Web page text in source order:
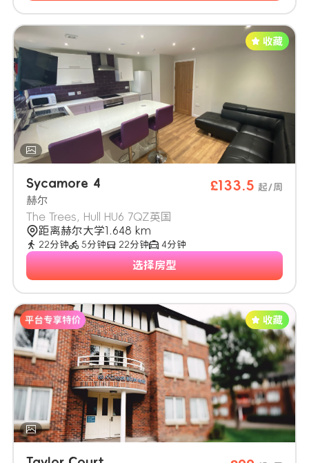
Sycamore 4
赫尔
The Trees, Hull HU6 7QZ英国
£133.5 起/周
距离赫尔大学1.648 km
22分钟 5分钟 22分钟 4分钟
选择房型